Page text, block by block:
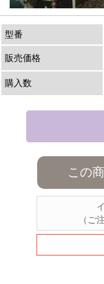
型番
販売価格
購入数
この
（ご